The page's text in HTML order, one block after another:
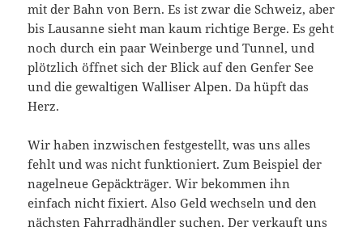
mit der Bahn von Bern. Es ist zwar die Schweiz, aber
bis Lausanne sieht man kaum richtige Berge. Es geht
noch durch ein paar Weinberge und Tunnel, und
plötzlich öffnet sich der Blick auf den Genfer See
und die gewaltigen Walliser Alpen. Da hüpft das
Herz.
Wir haben inzwischen festgestellt, was uns alles
fehlt und was nicht funktioniert. Zum Beispiel der
nagelneue Gepäckträger. Wir bekommen ihn
einfach nicht fixiert. Also Geld wechseln und den
nächsten Fahrradhändler suchen. Der verkauft uns